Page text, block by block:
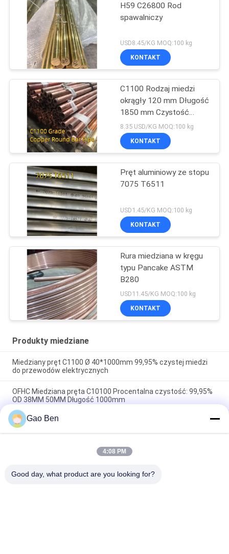
H59 C26800 Rod
spawalniczy
USD8.45/KG MOQ:100 kg
KONTAKT
C1100 Rodzaj miedzi
okrągły 120 mm Długość
1850 mm Czystość
miedzi 99,99%
8.35 USD/KG MOQ:100 kg
KONTAKT
Pręt aluminiowy ze stopu
7075 T6511
USD1.45/KG MOQ:100 kg
KONTAKT
Rura miedziana w kręgu
typu Pancake ASTM
B280
USD11.45/KG MOQ:100 kg
KONTAKT
Produkty miedziane
Miedziany pręt C1100 Ø 40*1000mm 99,95% czystej miedzi
do przewodów elektrycznych
OFHC Miedziana pręta C10100 Procentalna czystość: 99,95%
OD 38MM 50MM Długość 1000mm
Czyste 99,9% czerwone miedziane pręty 150 mm OD
czerwone miedziane pręty do uziemiania
popularne kategorie
Gao Ben
4:08 PM
Good day, what product are you looking for?